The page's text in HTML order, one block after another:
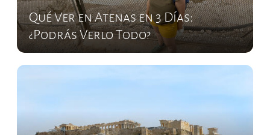
Qué Ver en Atenas en 3 Días:
¿Podrás Verlo Todo?